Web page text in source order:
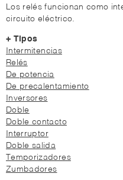
Los relés funcionan como
circuito eléctrico.
+ Tipos
Intermitencias
Relés
De potencia
De precalentamiento
Inversores
Doble
Doble contacto
Interruptor
Doble salida
Temporizadores
Zumbadores